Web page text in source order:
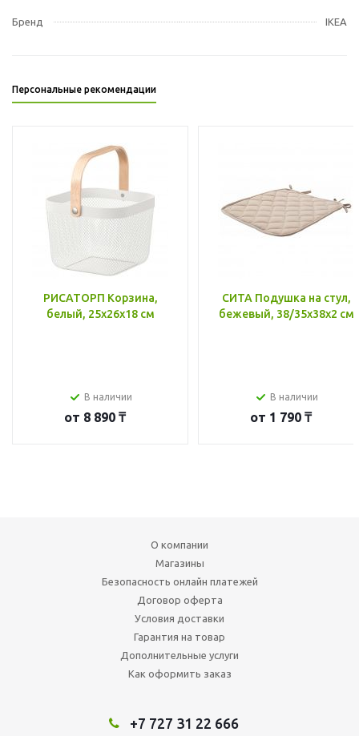
Бренд IKEA
Персональные рекомендации
РИСАТОРП Корзина,
белый, 25x26x18 см
В наличии
от 8 890 ₸
СИТА Подушка на стул,
бежевый, 38/35x38x2 см
В наличии
от 1 790 ₸
О компании
Магазины
Безопасность онлайн платежей
Договор оферта
Условия доставки
Гарантия на товар
Дополнительные услуги
Как оформить заказ
+7 727 31 22 666